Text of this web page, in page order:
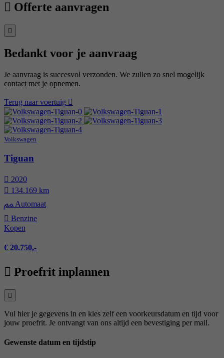
Offerte aanvragen
Bedankt voor je aanvraag
Je aanvraag is succesvol verzonden. We zullen zo snel mogelijk
contact met je opnemen.
Terug naar voertuig
Volkswagen
Tiguan
2020
134.169 km
Automaat
Benzine
Kopen
€ 20.750,-
Proefrit inplannen
Vul hier je gegevens in en kies zelf een voorkeursdatum en tijd voor
jouw proefrit. Je ontvangt van ons altijd een bevestiging per mail.
Gewenste datum en tijdstip